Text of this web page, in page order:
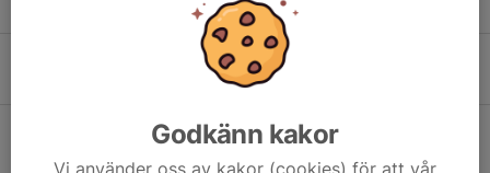
0
Ingen träning på torsdag 30 april pga Valborg
FikaförsäljningGodkänn kakor
Vi använder oss av kakor (cookies) för att vår